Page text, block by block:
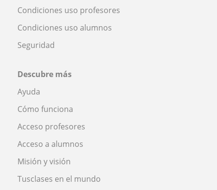
Condiciones uso profesores
Condiciones uso alumnos
Seguridad
Descubre más
Ayuda
Cómo funciona
Acceso profesores
Acceso a alumnos
Misión y visión
Tusclases en el mundo